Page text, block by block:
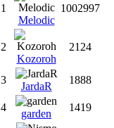
1
Melodic
1002997
2
Kozoroh
2124
3
JardaR
1888
4
garden
1419